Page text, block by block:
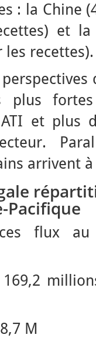
: la Chine
et
les recettes).
plus
et plus
arrivent
Pacifique
flux
M